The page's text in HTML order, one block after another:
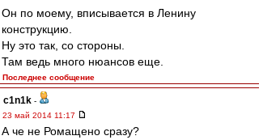
Он по моему, вписывается в Ленину
конструкцию.
Ну это так, со стороны.
Там ведь много нюансов еще.
Последнее сообщение
c1n1k -
23 май 2014 11:17
А че не Ромащено сразу?